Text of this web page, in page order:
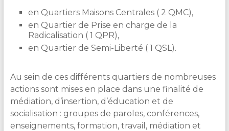
en Quartiers Maisons Centrales ( 2 QMC),
en Quartier de Prise en charge de la
Radicalisation ( 1 QPR),
en Quartier de Semi-Liberté ( 1 QSL).
Au sein de ces différents quartiers de nombreuses
actions sont mises en place dans une finalité de
médiation, d’insertion, d’éducation et de
socialisation : groupes de paroles, conférences,
enseignements, formation, travail, médiation et